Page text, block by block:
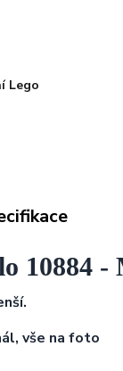
Lego
10884
vše na foto